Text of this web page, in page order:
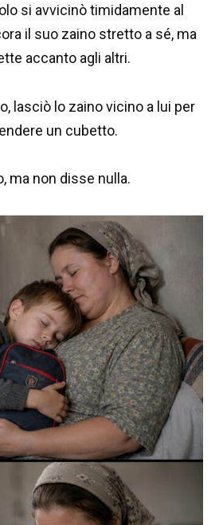
si avvicinò timidamente al
il suo zaino stretto a sé, ma
accanto agli altri.
lasciò lo zaino vicino a lui per
un cubetto.
ma non disse nulla.